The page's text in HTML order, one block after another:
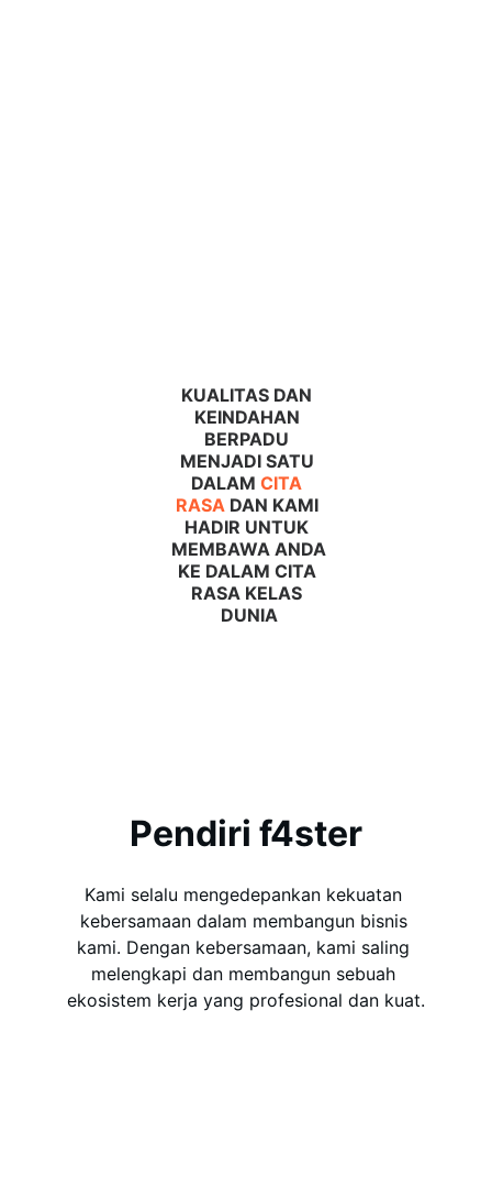
KUALITAS DAN
KEINDAHAN
BERPADU
MENJADI SATU
DALAM CITA
RASA DAN KAMI
HADIR UNTUK
MEMBAWA ANDA
KE DALAM CITA
RASA KELAS
DUNIA
Pendiri f4ster
Kami selalu mengedepankan kekuatan
kebersamaan dalam membangun bisnis
kami. Dengan kebersamaan, kami saling
melengkapi dan membangun sebuah
ekosistem kerja yang profesional dan kuat.